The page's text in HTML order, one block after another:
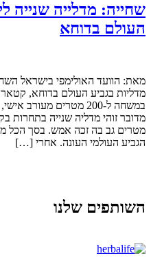
שחייה: מדלייה שנייה
העולם בדוחא
מאת: הוועד האולימפי בישראל
מדליות בגביע העולם בדוחא,
מטרים גב בה זכה אמש. בסך הכל
הגביע העולמי העונה. אחרי […]
השותפים שלנו